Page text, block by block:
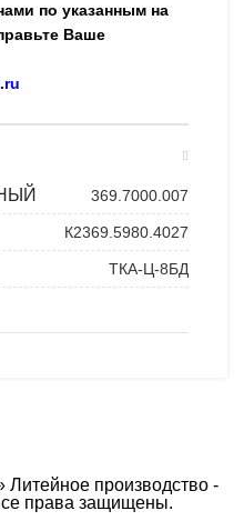
по указанным на
Ваше
369.7000.007
К2369.5980.4027
ТКА-Ц-8БД
производство -
права защищены.